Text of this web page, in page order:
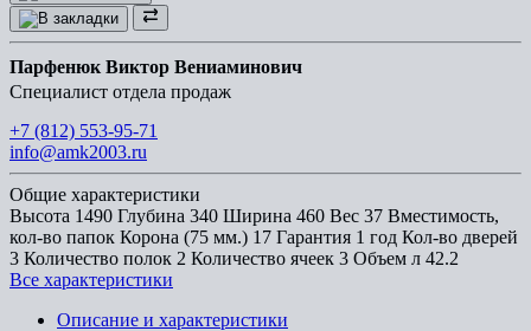
Парфенюк Виктор Вениаминович
Специалист отдела продаж
+7 (812) 553-95-71
info@amk2003.ru
Общие характеристики
Высота 1490 Глубина 340 Ширина 460 Вес 37 Вместимость,
кол-во папок Корона (75 мм.) 17 Гарантия 1 год Кол-во дверей
3 Количество полок 2 Количество ячеек 3 Объем л 42.2
Все характеристики
Описание и характеристики